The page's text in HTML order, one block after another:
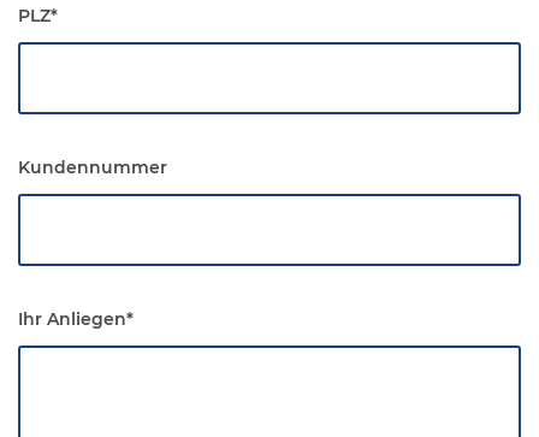
PLZ*
Kundennummer
Ihr Anliegen*